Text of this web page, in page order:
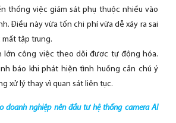
thống việc giám sát phụ thuộc nhiều vào
Điều này vừa tốn chi phí vừa dễ xảy ra sai
tập trung.
lớn công việc theo dõi được tự động hóa.
báo khi phát hiện tình huống cần chú ý
xử lý thay vì quan sát liên tục.
doanh nghiệp nên đầu tư hệ thống camera AI